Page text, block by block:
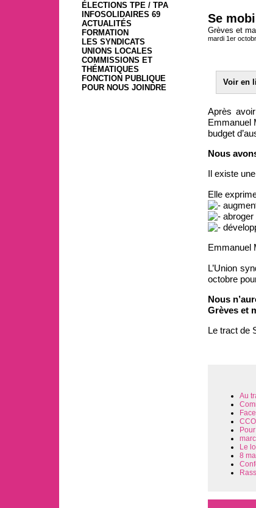
ÉLECTIONS TPE / TPA
INFOSOLIDAIRES 69
ACTUALITÉS
FORMATION
LES SYNDICATS
UNIONS LOCALES
COMMISSIONS ET
THÉMATIQUES
FONCTION PUBLIQUE
POUR NOUS JOINDRE
Se
Grèves et
mardi 1er
Voir en
Après
Emmanuel
budget
Nous
Il existe
Elle
abroger
Emmanuel
L’Union
octobre
Nous
Grèves et
Le tract de
Au
Le
8